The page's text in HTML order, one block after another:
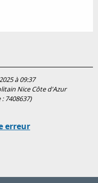
à 09:37
Nice Côte d'Azur
: 7408637)
erreur